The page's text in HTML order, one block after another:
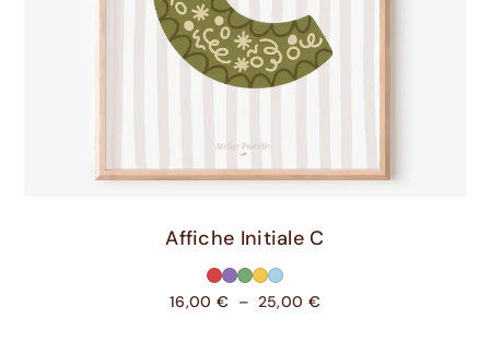
Choix Des Options
Affiche Initiale C
16,00 € – 25,00 €